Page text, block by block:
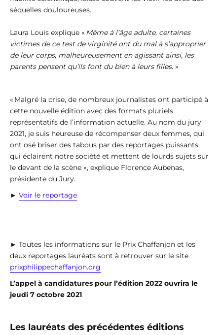
séquelles douloureuses.
Laura Louis explique « Même à l’âge adulte, certaines
victimes de ce test de virginité ont du mal à s’approprier
de leur corps, malheureusement en agissant ainsi, les
parents pensent qu’ils font du bien à leurs filles. »
« Malgré la crise, de nombreux journalistes ont participé à
cette nouvelle édition avec des formats pluriels
représentatifs de l’information actuelle. Au nom du jury
2021, je suis heureuse de récompenser deux femmes, qui
ont osé briser des tabous par des reportages puissants,
qui éclairent notre société et mettent de lourds sujets sur
le devant de la scène », explique Florence Aubenas,
présidente du Jury.
► Voir le reportage
► Toutes les informations sur le Prix Chaffanjon et les
deux reportages lauréats sont à retrouver sur le site
prixphilippechaffanjon.org
L’appel à candidatures pour l’édition 2022 ouvrira le
jeudi 7 octobre 2021
Les lauréats des précédentes éditions